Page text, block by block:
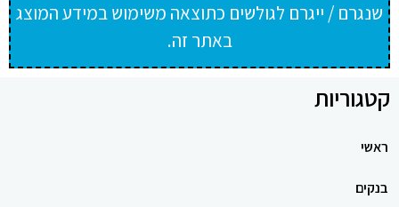
שנגרם / ייגרם לגולשים כתוצאה משימוש במידע המוצג
באתר זה.
קטגוריות
ראשי
בנקים